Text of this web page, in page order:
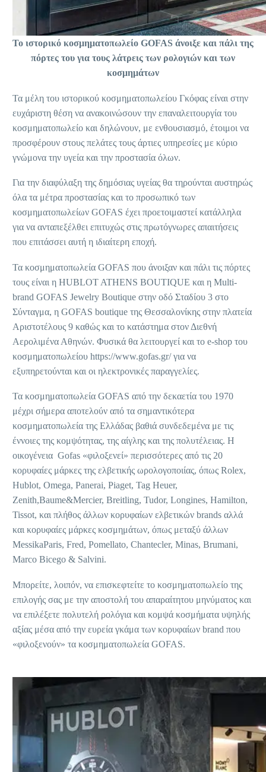
Το ιστορικό κοσμηματοπωλείο GOFAS άνοιξε και πάλι της
πόρτες του για τους λάτρεις των ρολογιών και των
κοσμημάτων
Τα μέλη του ιστορικού κοσμηματοπωλείου Γκόφας είναι στην
ευχάριστη θέση να ανακοινώσουν την επαναλειτουργία του
κοσμηματοπωλείο και δηλώνουν, με ενθουσιασμό, έτοιμοι να
προσφέρουν στους πελάτες τους άρτιες υπηρεσίες με κύριο
γνώμονα την υγεία και την προστασία όλων.
Για την διαφύλαξη της δημόσιας υγείας θα τηρούνται αυστηρώς
όλα τα μέτρα προστασίας και το προσωπικό των
κοσμηματοπωλείων GOFAS έχει προετοιμαστεί κατάλληλα
για να ανταπεξέλθει επιτυχώς στις πρωτόγνωρες απαιτήσεις
που επιτάσσει αυτή η ιδιαίτερη εποχή.
Τα κοσμηματοπωλεία GOFAS που άνοιξαν και πάλι τις πόρτες
τους είναι η HUBLOT ATHENS BOUTIQUE και η Multi-
brand GOFAS Jewelry Boutique στην οδό Σταδίου 3 στο
Σύνταγμα, η GOFAS boutique της Θεσσαλονίκης στην πλατεία
Αριστοτέλους 9 καθώς και το κατάστημα στον Διεθνή
Αερολιμένα Αθηνών. Φυσικά θα λειτουργεί και το e-shop του
κοσμηματοπωλείου https://www.gofas.gr/ για να
εξυπηρετούνται και οι ηλεκτρονικές παραγγελίες.
Τα κοσμηματοπωλεία GOFAS από την δεκαετία του 1970
μέχρι σήμερα αποτελούν από τα σημαντικότερα
κοσμηματοπωλεία της Ελλάδας βαθιά συνδεδεμένα με τις
έννοιες της κομψότητας, της αίγλης και της πολυτέλειας. Η
οικογένεια Gofas «φιλοξενεί» περισσότερες από τις 20
κορυφαίες μάρκες της ελβετικής ωρολογοποιίας, όπως Rolex,
Hublot, Omega, Panerai, Piaget, Tag Heuer,
Zenith,Baume&Mercier, Breitling, Tudor, Longines, Hamilton,
Tissot, και πλήθος άλλων κορυφαίων ελβετικών brands αλλά
και κορυφαίες μάρκες κοσμημάτων, όπως μεταξύ άλλων
MessikaParis, Fred, Pomellato, Chantecler, Minas, Brumani,
Marco Bicego & Salvini.
Μπορείτε, λοιπόν, να επισκεφτείτε το κοσμηματοπωλείο της
επιλογής σας με την αποστολή του απαραίτητου μηνύματος και
να επιλέξετε πολυτελή ρολόγια και κομψά κοσμήματα υψηλής
αξίας μέσα από την ευρεία γκάμα των κορυφαίων brand που
«φιλοξενούν» τα κοσμηματοπωλεία GOFAS.